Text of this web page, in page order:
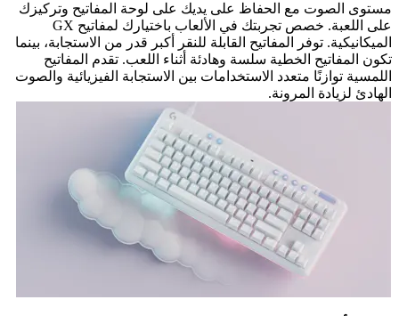
مستوى الصوت مع الحفاظ على يديك على لوحة المفاتيح وتركيزك
على اللعبة. خصص تجربتك في الألعاب باختيارك لمفاتيح GX
الميكانيكية. توفر المفاتيح القابلة للنقر أكبر قدر من الاستجابة، بينما
تكون المفاتيح الخطية سلسة وهادئة أثناء اللعب. تقدم المفاتيح
اللمسية توازنًا متعدد الاستخدامات بين الاستجابة الفيزيائية والصوت
الهادئ لزيادة المرونة.